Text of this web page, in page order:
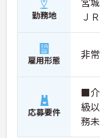
勤務地
Ｊ
雇用形態 非
応募要件
■介
級
務
動